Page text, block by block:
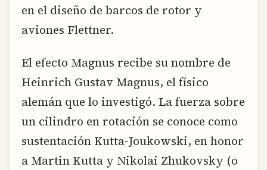
en el diseño de barcos de rotor y
aviones Flettner.
El efecto Magnus recibe su nombre de
Heinrich Gustav Magnus, el físico
alemán que lo investigó. La fuerza sobre
un cilindro en rotación se conoce como
sustentación Kutta-Joukowski, en honor
a Martin Kutta y Nikolai Zhukovsky (o